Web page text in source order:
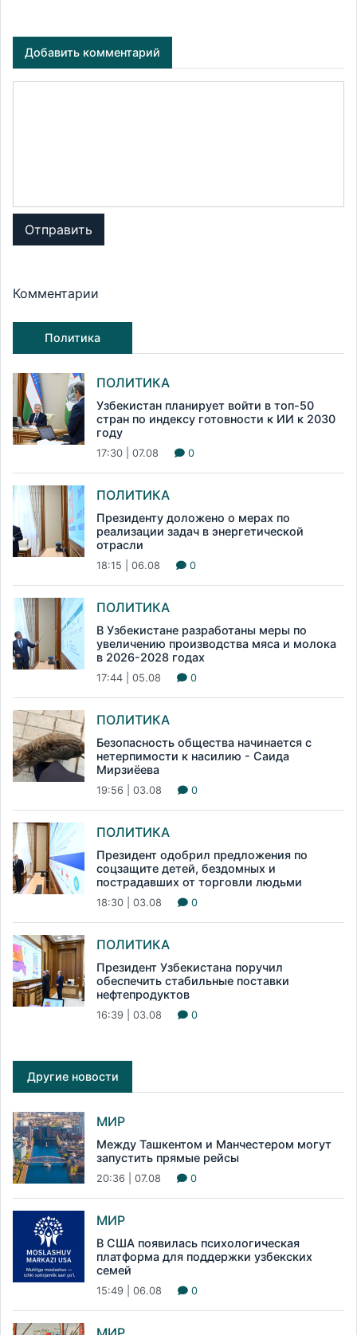
Добавить комментарий
Отправить
Комментарии
Политика
ПОЛИТИКА
Узбекистан планирует войти в топ-50
стран по индексу готовности к ИИ к 2030
году
17:30 | 07.08 0
ПОЛИТИКА
Президенту доложено о мерах по
реализации задач в энергетической
отрасли
18:15 | 06.08 0
ПОЛИТИКА
В Узбекистане разработаны меры по
увеличению производства мяса и молока
в 2026-2028 годах
17:44 | 05.08 0
ПОЛИТИКА
Безопасность общества начинается с
нетерпимости к насилию - Саида
Мирзиёева
19:56 | 03.08 0
ПОЛИТИКА
Президент одобрил предложения по
соцзащите детей, бездомных и
пострадавших от торговли людьми
18:30 | 03.08 0
ПОЛИТИКА
Президент Узбекистана поручил
обеспечить стабильные поставки
нефтепродуктов
16:39 | 03.08 0
Другие новости
МИР
Между Ташкентом и Манчестером могут
запустить прямые рейсы
20:36 | 07.08 0
МИР
В США появилась психологическая
платформа для поддержки узбекских
семей
15:49 | 06.08 0